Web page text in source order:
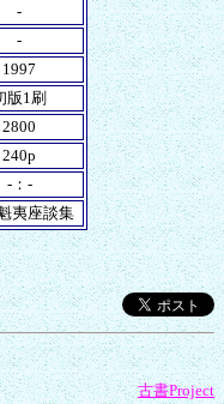
-
-
1997
版1刷
2800
240p
-：-
夷座談集
古書Project